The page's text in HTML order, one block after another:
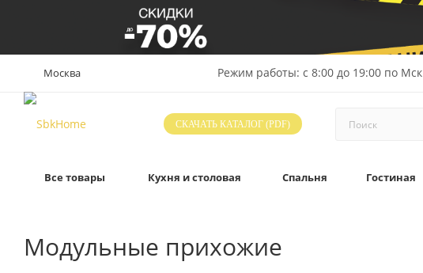
Москва Режим работы: с 8:00 до 19:00 по Мск
СКАЧАТЬ КАТАЛОГ (PDF)
Все товары Кухня и столовая Спальня Гостиная
Модульные прихожие